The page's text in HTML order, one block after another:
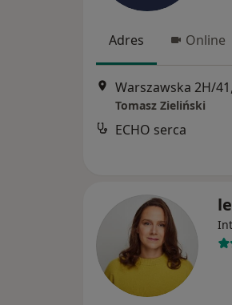
Adres Online
Tomasz Zieliński
ECHO serca